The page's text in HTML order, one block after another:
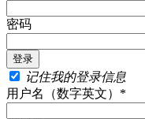
密码
记住我的登录信息
用户名（数字英文）*